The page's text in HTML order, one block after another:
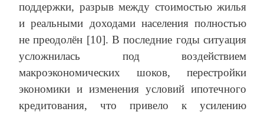
поддержки, разрыв между стоимостью жилья
и реальными доходами населения полностью
не преодолён [10]. В последние годы ситуация
усложнилась под воздействием
макроэкономических шоков, перестройки
экономики и изменения условий ипотечного
кредитования, что привело к усилению